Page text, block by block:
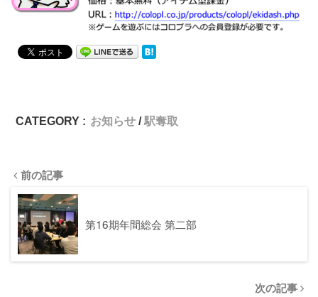
CATEGORY : お知らせ 駅奪取
前の記事
第16期年間総会 第二部
次の記事